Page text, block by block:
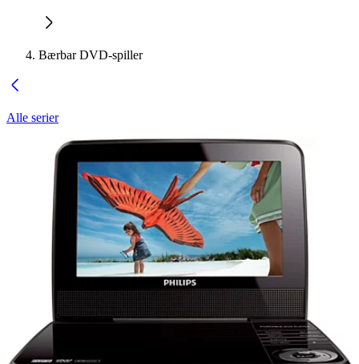
Bærbar DVD-spiller
Alle serier